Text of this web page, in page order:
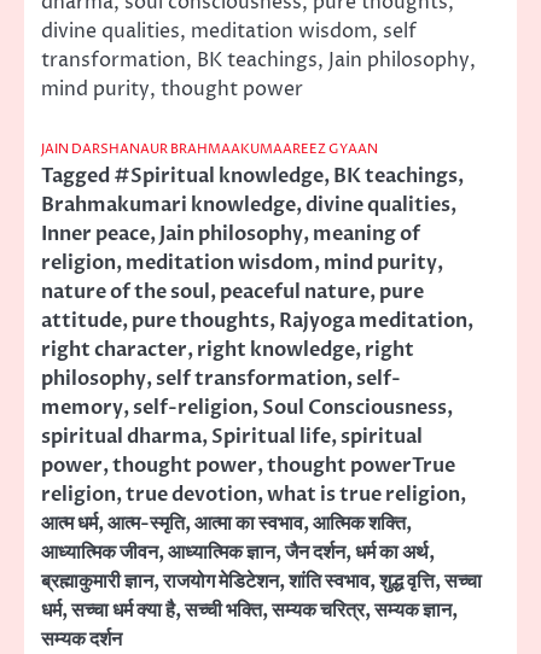
divine qualities, meditation wisdom, self
transformation, BK teachings, Jain philosophy,
mind purity, thought power
JAIN DARSHANAUR BRAHMAAKUMAAREEZ GYAAN
Tagged#Spiritual knowledge,BK teachings,
Brahmakumari knowledge,divine qualities,
Inner peace,Jain philosophy,meaning of
religion,meditation wisdom,mind purity,
nature of the soul,peaceful nature,pure
attitude,pure thoughts,Rajyoga meditation,
right character,right knowledge,right
philosophy,self transformation,self-
memory,self-religion,Soul Consciousness,
spiritual dharma,Spiritual life,spiritual
power,thought power,thought powerTrue
religion,true devotion,what is true religion,
आत्म धर्म,आत्म-स्मृति,आत्मा का स्वभाव,आत्मिक शक्ति,
आध्यात्मिक जीवन,आध्यात्मिक ज्ञान,जैन दर्शन,धर्म का अर्थ,
ब्रह्माकुमारी ज्ञान,राजयोग मेडिटेशन,शांति स्वभाव,शुद्ध वृत्ति,सच्चा
धर्म,सच्चा धर्म क्या है,सच्ची भक्ति,सम्यक चरित्र,सम्यक ज्ञान,
सम्यक दर्शन